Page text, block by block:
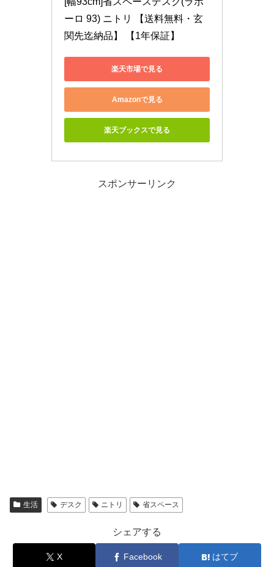
ーロ 93) ニトリ 【送料無料・玄
関先迄納品】 【1年保証】
楽天市場で見る
Amazonで見る
楽天ブックスで見る
スポンサーリンク
生活 デスク ニトリ 省スペース
シェアする
X Facebook はてブ